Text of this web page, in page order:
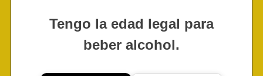
Tengo la edad legal para
beber alcohol.